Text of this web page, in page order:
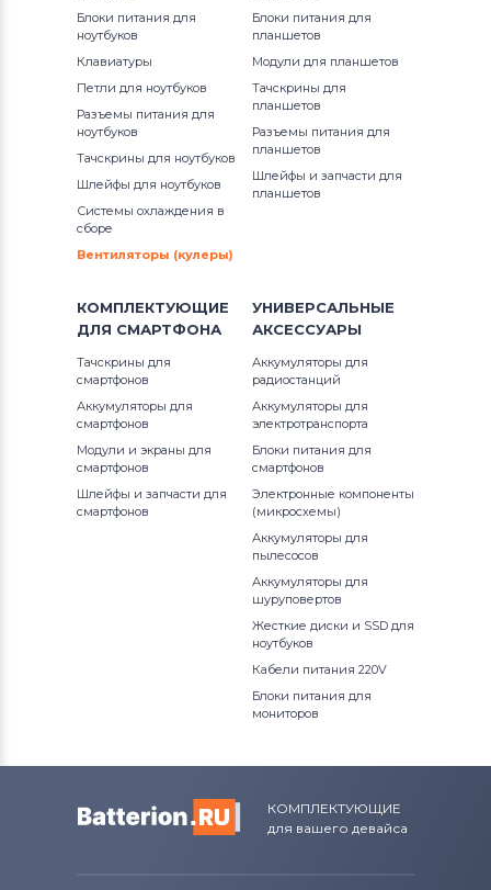
Блоки питания для
ноутбуков
Клавиатуры
Петли для ноутбуков
Разъемы питания для
ноутбуков
Тачскрины для ноутбуков
Шлейфы для ноутбуков
Системы охлаждения в
сборе
Вентиляторы (кулеры)
Блоки питания для
планшетов
Модули для планшетов
Тачскрины для
планшетов
Разъемы питания для
планшетов
Шлейфы и запчасти для
планшетов
КОМПЛЕКТУЮЩИЕ
ДЛЯ СМАРТФОНА
Тачскрины для
смартфонов
Аккумуляторы для
смартфонов
Модули и экраны для
смартфонов
Шлейфы и запчасти для
смартфонов
УНИВЕРСАЛЬНЫЕ
АКСЕССУАРЫ
Аккумуляторы для
радиостанций
Аккумуляторы для
электротранспорта
Блоки питания для
смартфонов
Электронные компоненты
(микросхемы)
Аккумуляторы для
пылесосов
Аккумуляторы для
шуруповертов
Жесткие диски и SSD для
ноутбуков
Кабели питания 220V
Блоки питания для
мониторов
КОМПЛЕКТУЮЩИЕ
для вашего девайса